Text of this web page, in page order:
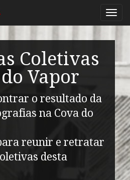
Coletivas
Vapor
o resultado da
na Cova do
reunir e retratar
desta